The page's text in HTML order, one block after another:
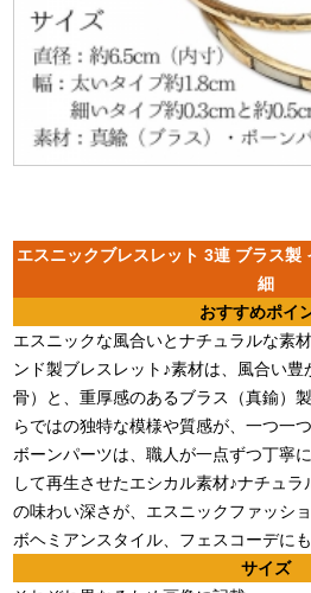
エスニックブレスレット 3連 ブラス製
細
おすすめポイ
エスニックな風合いとナチュラルな素
ンド製ブレスレット♪素材は、風合い
骨）と、重厚感のあるブラス（真鍮）
らではの独特な模様や質感が、一つ一
ボーンパーツは、職人が一点ずつ丁寧
して再生させたエシカル素材♪ナチュ
の味わい深さが、エスニックファッシ
ボヘミアンスタイル、フェスコーデに
サイズ